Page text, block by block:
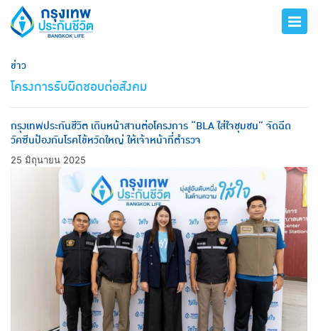
ข่าว
โครงการรับผิดชอบต่อสังคม
กรุงเทพประกันชีวิต เดินหน้าสานต่อโครงการ “BLA ใส่ใจชุมชน” จัดฉีด
วัคซีนป้องกันโรคไข้หวัดใหญ่ ให้เจ้าหน้าที่ตำรวจ
25 มิถุนายน 2025